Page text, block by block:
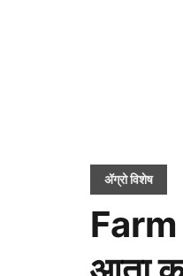
ॲग्रो विशेष
Farm